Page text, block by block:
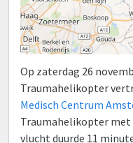
Op zaterdag 26
Traumahelikopter
Medisch Centrum
Traumahelikopter met
vlucht duurde 11